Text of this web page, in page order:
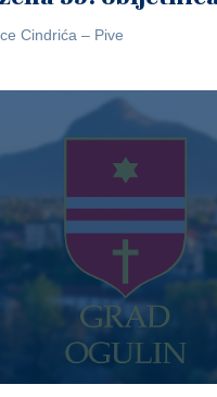
Cindrića – Pive